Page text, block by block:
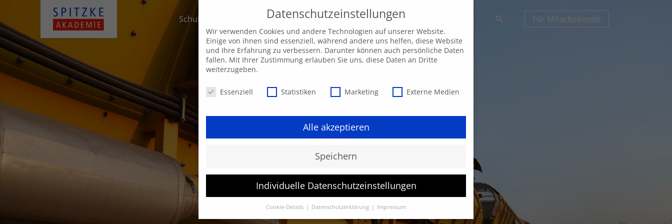
Schulungsangebot AKADEMIE Individuelle Anfrage Aktuelles
Für Mitarbeitende
Datenschutzeinstellungen
Wir verwenden Cookies und andere Technologien auf unserer Website.
Einige von ihnen sind essenziell, während andere uns helfen, diese Website
und Ihre Erfahrung zu verbessern. Darunter können auch persönliche Daten
fallen. Mit Ihrer Zustimmung erlauben Sie uns, diese Daten an Dritte
weiterzugeben.
Datenschutzeinstellungen
Essenziell Statistiken Marketing Externe Medien
Alle akzeptieren
Speichern
Individuelle Datenschutzeinstellungen
Cookie-Details Datenschutzerklärung Impressum
Datenschutzeinstellungen